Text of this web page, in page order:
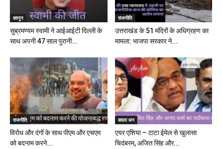
कानून
सुब्रमण्यम स्वामी ने आईआईटी दिल्ली के
साथ अपनी 47 साल पुरानी...
राजनीति
उत्तराखंड के 51 मंदिरों के अधिग्रहण का
मामला: भाजपा सरकार ने...
राजनीति
विरोध और दंगों के साथ पीएम और एचएम
को बदनाम करने...
काला धन
एयर एशिया – टाटा ईमेल से खुलासा
चिदंबरम, अजित सिंह और...